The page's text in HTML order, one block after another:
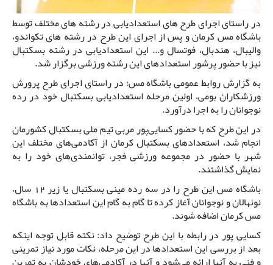
در راستای اجرای طرح های استعدادیابی در رشته های مختلف توسط
باشگاه مس کرمان و پس از اجرای این طرح در رشته های تکواندو،
والیبال، هندبال، فوتسال و... این استعدادیابی در رشته بسکتبال
نیز با حضور پرشور استعدادهای این رشته ورزشی برگزار شد.
به گزارش روابط عمومی باشگاه مس؛ در راستای اجرای طرح پرورش
ورزشکاران بومی، اولین مرحله استعدادیابی بسکتبال خود در رده
نوجوانان را به اجرا درآورد.
در این طرح که با حضور کسایی‌پور مربی تیم ملی بسکتبال کشورمان
انجام شد، استعدادهای بسکتبال کرمان از آکادمی‌های مختلف این
شهر با حضور در مجموعه ورزشی فجر، توانمندی‌های خود را به
نمایش گذاشتند.
باشگاه مس این طرح را در سه رده مینی بسکتبال یا زیر 12 سال،
نونهالان و نوجوانان آغاز کرده تا گام به گام این استعدادها به باشگاه
مس کرمان اضافه شوند.
کسایی پور در رابطه با این طرح توضیح داد: نکته قابل توجه اینکه
بعد از بررسی این استعدادها در این مرحله، نکات مورد نیاز تمرینی